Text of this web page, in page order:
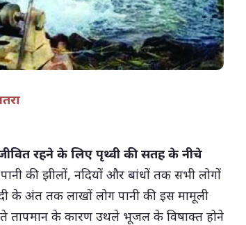
रहने के लिए पृथ्वी की सतह के नीचे
की झीलों, नदियों और बांधों तक सभी लोगों
के अंत तक लाखों लोग पानी की इस मामूली
तापमान के कारण उथले भूजल के विषाक्त होने